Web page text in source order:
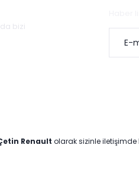
bizi
Renault olarak sizinle iletişimde